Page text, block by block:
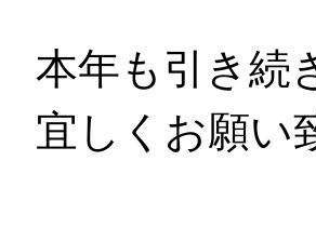
本年も引き続
宜しくお願い